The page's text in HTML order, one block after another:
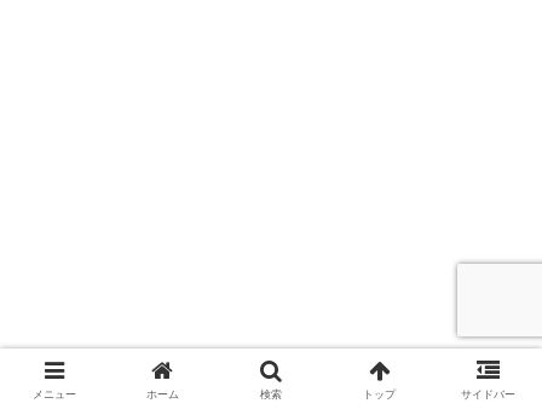
メニュー ホーム 検索 トップ サイドバー